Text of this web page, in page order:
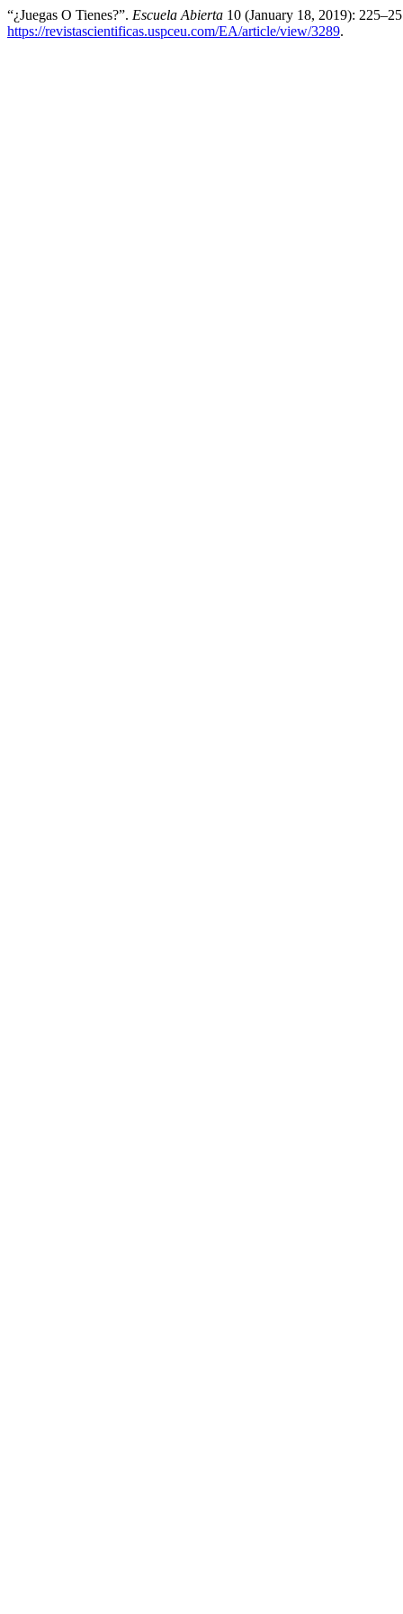
“¿Juegas O Tienes?”. Escuela Abierta 10 (January 18, 2019):
https://revistascientificas.uspceu.com/EA/article/view/3289.